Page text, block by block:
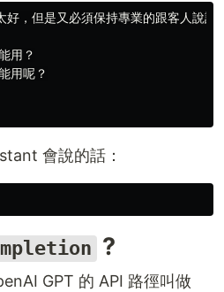
好，但是又必須保持專業的跟客人說話
用？
用呢？
會說的話：
?
GPT 的 API 路徑叫做